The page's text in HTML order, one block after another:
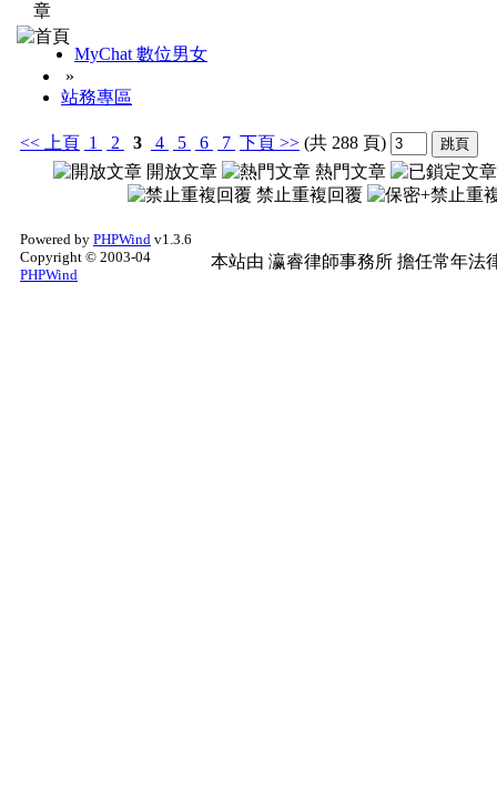
MyChat 數位男女
»
站務專區
<< 上頁 1 2 3 4 5 6 7 下頁 >> (共 288 頁)
開放文章
熱門文章
禁止重複回覆
Powered by PHPWind v1.3.6
Copyright © 2003-04
PHPWind
本站由 瀛睿律師事務所 擔任常年法